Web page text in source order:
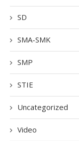
SD
SMA-SMK
SMP
STIE
Uncategorized
Video